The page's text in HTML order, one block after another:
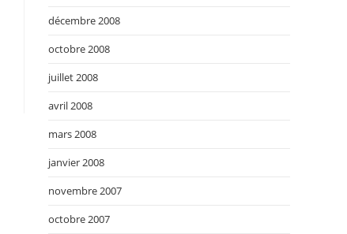
décembre 2008
octobre 2008
juillet 2008
avril 2008
mars 2008
janvier 2008
novembre 2007
octobre 2007